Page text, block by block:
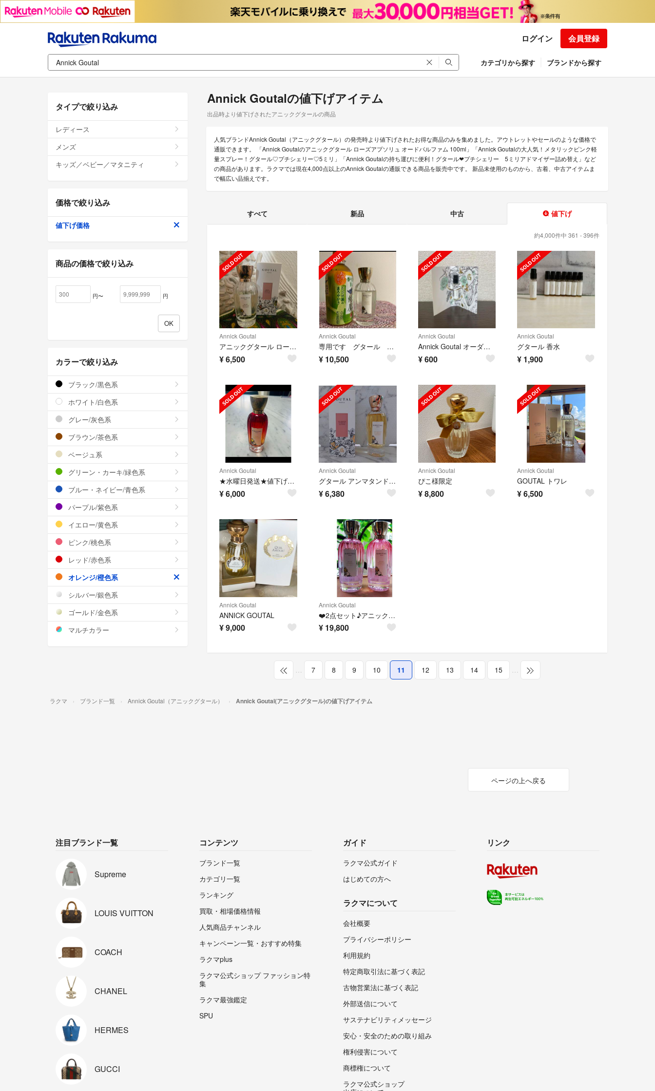
ログイン 会員登録
カテゴリから探す ブランドから探す
Annick Goutalの値下げアイテム
出品時より値下げされたアニックグタールの商品
人気ブランドAnnick Goutal（アニックグタール）の発売時より値下げされたお得な商品のみを集めました。アウトレットやセールのような価格で
通販できます。 「Annick Goutalのアニックグタール ローズアプソリュ オードパルファム 100ml」「Annick Goutalの大人気！メタリックピンク軽
量スプレー！グタール♡プチシェリー♡5ミリ」「Annick Goutalの持ち運びに便利！グタール❤︎プチシェリー 5ミリアドマイザー詰め替え」など
の商品があります。ラクマでは現在4,000点以上のAnnick Goutalの通販できる商品を販売中です。 新品未使用のものから、古着、中古アイテムま
で幅広い品揃えです。
すべて 新品 中古 値下げ
約4,000件中 361 - 396件
Annick Goutal
アニックグタール ローズアプソリュ オードパルファム 100ml
¥6,500
Annick Goutal
専用です グタール プチシェリー オードパルファム
¥ 10,500
Annick Goutal
Annick Goutal オーダドリアン オードパルファム 1.5ml
¥600
Annick Goutal
グタール 香水
¥ 1,900
Annick Goutal
★水曜日発送★値下げ不可ローズボンボン オードパルファム GOUTAL 50ミリ
¥6,000
Annick Goutal
グタール アンマタンドラージュ オードパルファム
¥6,380
Annick Goutal
ぴこ様限定
¥8,800
Annick Goutal
GOUTAL トワレ
¥6,500
Annick Goutal
ANNICK GOUTAL
¥9,000
Annick Goutal
❤️2点セット♪アニックグタールローズポンポンEDT100ml箱なし。
¥ 19,800
7 8 9 10 11 12 13 14 15
タイプで絞り込み
レディース
メンズ
キッズ／ベビー／マタニティ
価格で絞り込み
値下げ価格
商品の価格で絞り込み
円〜 円
カラーで絞り込み
ブラック/黒色系
ホワイト/白色系
グレー/灰色系
ブラウン/茶色系
ベージュ系
グリーン・カーキ/緑色系
ブルー・ネイビー/青色系
パープル/紫色系
イエロー/黄色系
ピンク/桃色系
レッド/赤色系
オレンジ/橙色系
シルバー/銀色系
ゴールド/金色系
マルチカラー
ラクマ ブランド一覧 Annick Goutal（アニックグタール） Annick Goutal(アニックグタール)の値下げアイテム
ページの上へ戻る
注目ブランド一覧
Supreme
LOUIS VUITTON
COACH
CHANEL
HERMES
GUCCI
コンテンツ
ブランド一覧
カテゴリ一覧
ランキング
買取・相場価格情報
人気商品チャンネル
キャンペーン一覧・おすすめ特集
ラクマplus
ラクマ公式ショップ ファッション特
集
ラクマ最強鑑定
SPU
ガイド
ラクマ公式ガイド
はじめての方へ
ラクマについて
会社概要
プライバシーポリシー
利用規約
特定商取引法に基づく表記
古物営業法に基づく表記
外部送信について
サステナビリティメッセージ
安心・安全のための取り組み
権利侵害について
商標権について
ラクマ公式ショップ
リンク